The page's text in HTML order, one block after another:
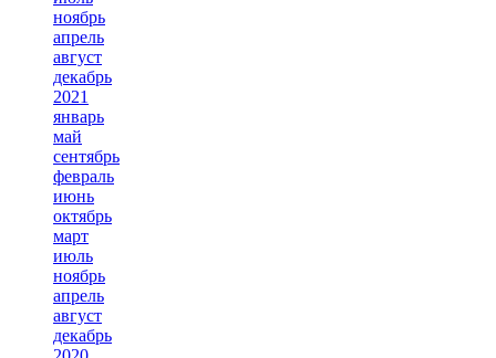
ноябрь
апрель
август
декабрь
2021
январь
май
сентябрь
февраль
июнь
октябрь
март
июль
ноябрь
апрель
август
декабрь